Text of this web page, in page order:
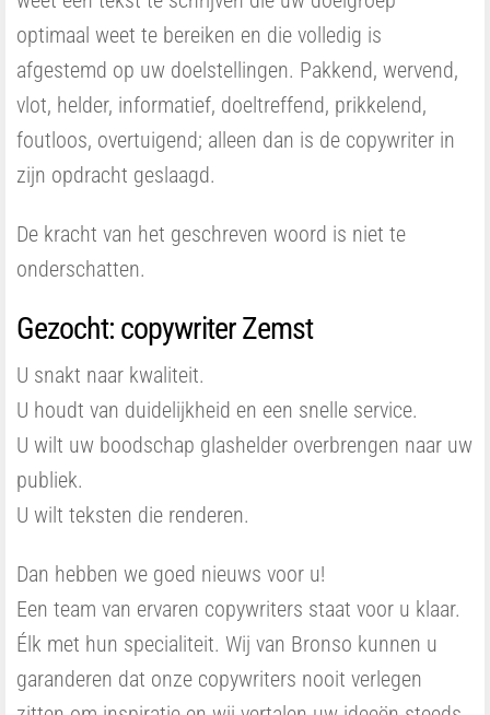
optimaal weet te bereiken en die volledig is
afgestemd op uw doelstellingen. Pakkend, wervend,
vlot, helder, informatief, doeltreffend, prikkelend,
foutloos, overtuigend; alleen dan is de copywriter in
zijn opdracht geslaagd.
De kracht van het geschreven woord is niet te
onderschatten.
Gezocht: copywriter Zemst
U snakt naar kwaliteit.
U houdt van duidelijkheid en een snelle service.
U wilt uw boodschap glashelder overbrengen naar uw
publiek.
U wilt teksten die renderen.
Dan hebben we goed nieuws voor u!
Een team van ervaren copywriters staat voor u klaar.
Élk met hun specialiteit. Wij van Bronso kunnen u
garanderen dat onze copywriters nooit verlegen